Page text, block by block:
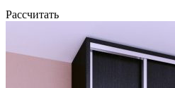
Рассчитать